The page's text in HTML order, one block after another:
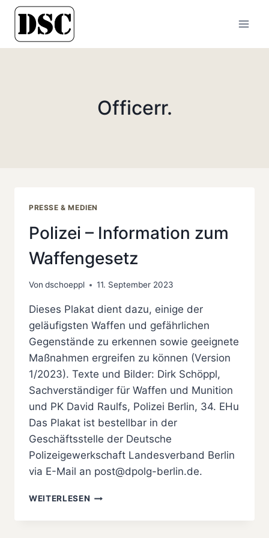
Zum
springen
Officerr.
PRESSE & MEDIEN
Polizei – Information zum
Waffengesetz
Von dschoeppl 11. September 2023
Dieses Plakat dient dazu, einige der
geläufigsten Waffen und gefährlichen
Gegenstände zu erkennen sowie geeignete
Maßnahmen ergreifen zu können (Version
1/2023). Texte und Bilder: Dirk Schöppl,
Sachverständiger für Waffen und Munition
und PK David Raulfs, Polizei Berlin, 34. EHu
Das Plakat ist bestellbar in der
Geschäftsstelle der Deutsche
Polizeigewerkschaft Landesverband Berlin
via E-Mail an post@dpolg-berlin.de.
WEITERLESEN POLIZEI
INFORMATION